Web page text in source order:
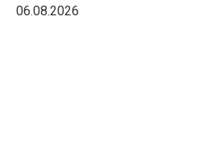
06.08.2026